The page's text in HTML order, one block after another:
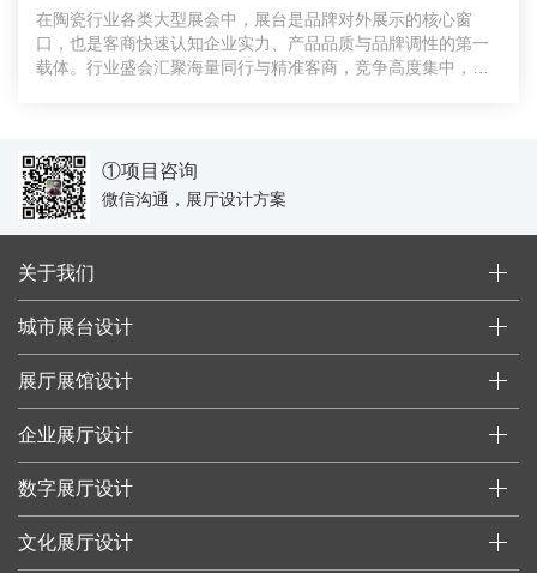
在陶瓷行业各类大型展会中，展台是品牌对外展示的核心窗
口，也是客商快速认知企业实力、产品品质与品牌调性的第一
载体。行业盛会汇聚海量同行与精准客商，竞争高度集中，千
①项目咨询
微信沟通，展厅设计方案
关于我们
城市展台设计
展厅展馆设计
企业展厅设计
数字展厅设计
文化展厅设计